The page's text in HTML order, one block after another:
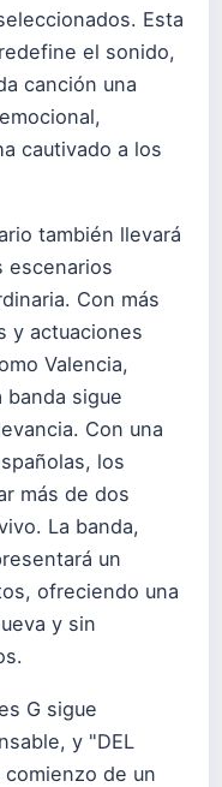
Esta
el sonido,
canción una
cautivado a los
también llevará
escenarios
Con más
y actuaciones
Valencia,
banda sigue
Con una
los
más de dos
La banda,
un
ofreciendo una
y sin
G sigue
y "DEL
comienzo de un